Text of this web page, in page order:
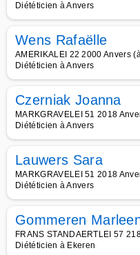
Diététicien à Anvers
Wens Rafaëlle
AMERIKALEI 22 2000 Anvers
Diététicien à Anvers
Czerniak Joanna
MARKGRAVELEI 51 2018
Diététicien à Anvers
Lauwers Sara
MARKGRAVELEI 51 2018
Diététicien à Anvers
Gommeren
FRANS STANDAERTLEI 57
Diététicien à Ekeren